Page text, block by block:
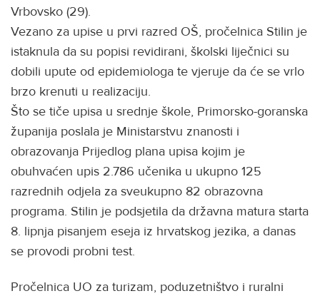
Vrbovsko (29).
Vezano za upise u prvi razred OŠ, pročelnica Stilin je
istaknula da su popisi revidirani, školski liječnici su
dobili upute od epidemiologa te vjeruje da će se vrlo
brzo krenuti u realizaciju.
Što se tiče upisa u srednje škole, Primorsko-goranska
županija poslala je Ministarstvu znanosti i
obrazovanja Prijedlog plana upisa kojim je
obuhvaćen upis 2.786 učenika u ukupno 125
razrednih odjela za sveukupno 82 obrazovna
programa. Stilin je podsjetila da državna matura starta
8. lipnja pisanjem eseja iz hrvatskog jezika, a danas
se provodi probni test.
Pročelnica UO za turizam, poduzetništvo i ruralni